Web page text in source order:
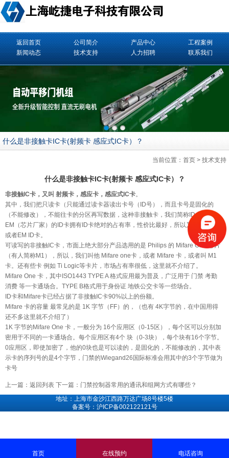
返回首页 公司简介 产品中心
工程案例
新闻动态
技术支持 人力招聘 联系我们
什么是非接触卡IC卡(射频卡 感应式IC卡）？
当前位置： 首页 > 技术支持
什么是非接触卡IC卡(射频卡 感应式IC卡）？
非接触IC卡，又叫 射频卡，感应卡，感应式IC卡。
其中，我们把只读卡（只能通过读卡器读出卡号（ID号），而且卡号是固化的
（不能修改），不能往卡的分区再写数据，这种非接触卡，我们简称ID卡。
EM（芯片厂家）的ID卡拥有ID卡绝对的占有率，性价比最好，所以又叫EM卡，
或者EM ID卡。
可读写的非接触IC卡，市面上绝大部分产品选用的是 Philips 的 Mifare One 芯片
（有人简称M1），所以，我们叫他 Mifare one卡，或者 Mifare 卡，或者叫 M1
卡。还有些卡 例如 Ti Logic等卡片，市场占有率很低，这里就不介绍了。
Mifare One 卡，其中ISO1443 TYPE A 格式应用最为普及，广泛用于 门禁 考勤
消费 等一卡通场合。TYPE B格式用于身份证 地铁公交卡等一些场合。
ID卡和Mifare卡已经占据了非接触IC卡90%以上的份额。
Mifare 卡的容量 最常见的是 1K 字节（FF）的，（也有 4K字节的，在中国用得
还不多这里就不介绍了）
1K 字节的Mifare One 卡，一般分为 16个应用区（0-15区），每个区可以分别加
密用于不同的一卡通场合。每个应用区有4个 块（0-3块），每个块有16个字节。
0应用区，即使加密了，他的0块也是可以读的，是固化的，不能修改的，其中表
示卡的序列号的是4个字节，门禁的Wiegand26国际标准会用其中的3个字节做为
卡号
上一篇： 返回列表 下一篇： 门禁控制器常用的通讯和组网方式有哪些？
地址：上海市金沙江西路万达广场8号楼5楼
备案号：沪ICP备002122121号
首页 在线预约 电话咨询